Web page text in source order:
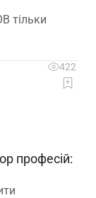
тільки
422
професій: